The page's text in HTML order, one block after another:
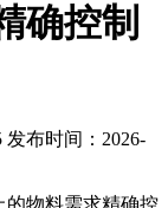
确控制
发布时间： 2026-
物料需求精确控